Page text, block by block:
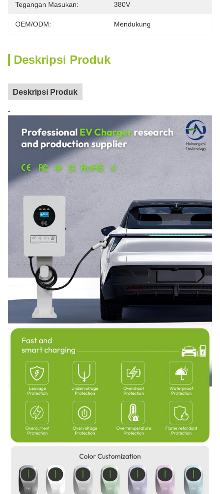
Tegangan Masukan: 380V
OEM/ODM: Mendukung
Deskripsi Produk
Deskripsi Produk
-